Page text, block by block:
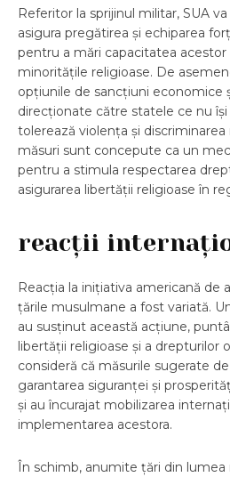
Referitor la sprijinul militar, SUA
asigura pregătirea și echiparea
pentru a mări capacitatea
minoritățile religioase. De
opțiunile de sancțiuni economice
direcționate către statele ce nu
tolerează violența și discriminarea
măsuri sunt concepute ca un
pentru a stimula respectarea
asigurarea libertății religioase în
reacții
Reacția la inițiativa americană de
țările musulmane a fost variată.
au susținut această acțiune,
libertății religioase și a drepturilor
consideră că măsurile sugerate
garantarea siguranței și
și au încurajat mobilizarea
implementarea acestora.
În schimb, anumite țări din